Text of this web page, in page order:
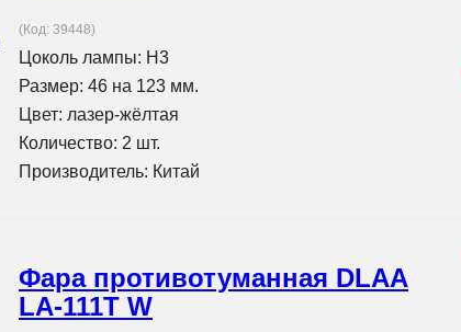
(Код: 39448)
Цоколь лампы: H3
Размер: 46 на 123 мм.
Цвет: лазер-жёлтая
Количество: 2 шт.
Производитель: Китай
Фара противотуманная DLAA
LA-111T W